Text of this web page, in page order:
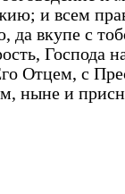
и всем
да вкупе с
Господа
Отцем, с
ныне и